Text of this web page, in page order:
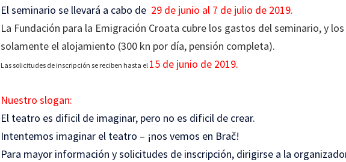
El seminario se llevará a cabo de 29 de junio al 7 de julio de 2019.
La Fundación para la Emigración Croata cubre los gastos del seminario, y
solamente el alojamiento (300 kn por día, pensión completa).
Las solicitudes de inscripción se reciben hasta el 15 de junio de 2019.
Nuestro slogan:
El teatro es dificil de imaginar, pero no es dificil de crear.
Intentemos imaginar el teatro – ¡nos vemos en Brač!
Para mayor información y solicitudes de inscripción, dirigirse a la